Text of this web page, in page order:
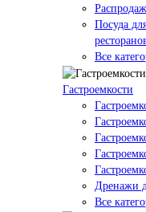
Посуда
Все
Гастроемкости
Дренажи
Все